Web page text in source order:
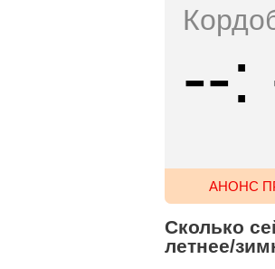
--
АНОНС
Сколько
летнее/